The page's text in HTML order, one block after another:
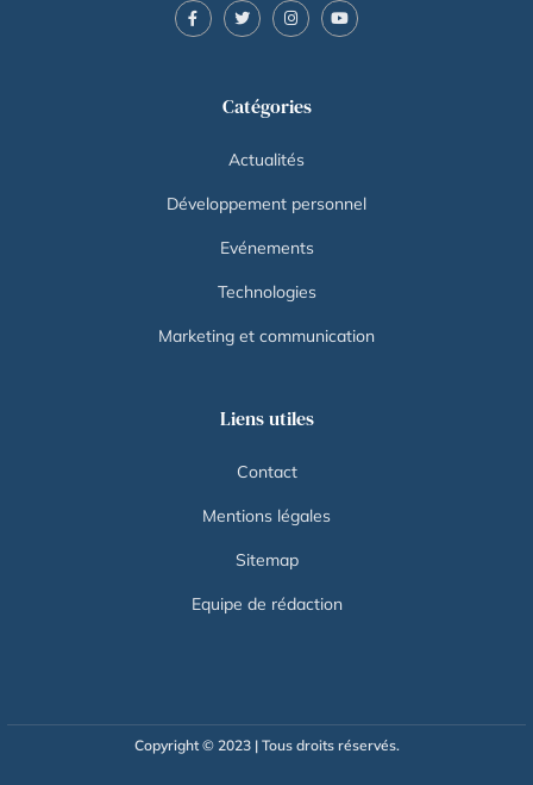
Catégories
Actualités
Développement personnel
Evénements
Technologies
Marketing et communication
Liens utiles
Contact
Mentions légales
Sitemap
Equipe de rédaction
Copyright © 2023 | Tous droits réservés.